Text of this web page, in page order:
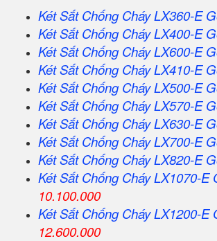
Két Sắt Chống Cháy LX360-E
Két Sắt Chống Cháy LX400-E
Két Sắt Chống Cháy LX600-E
Két Sắt Chống Cháy LX410-E
Két Sắt Chống Cháy LX500-E
Két Sắt Chống Cháy LX570-E
Két Sắt Chống Cháy LX630-E
Két Sắt Chống Cháy LX700-E
Két Sắt Chống Cháy LX820-E
Két Sắt Chống Cháy LX1070-E
10.100.000
Két Sắt Chống Cháy LX1200-E
12.600.000